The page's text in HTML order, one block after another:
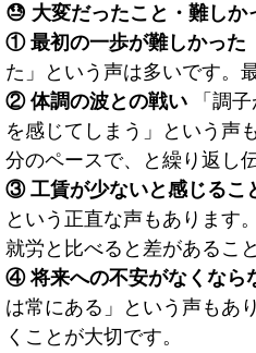
😓 大変だったこと・難しか
① 最初の一歩が難しかった
た」という声は多いです。
② 体調の波との戦い 「調
を感じてしまう」という声
分のペースで、と繰り返し
③ 工賃が少ないと感じるこ
という正直な声もあります
就労と比べると差があるこ
④ 将来への不安がなくなら
は常にある」という声もあ
くことが大切です。